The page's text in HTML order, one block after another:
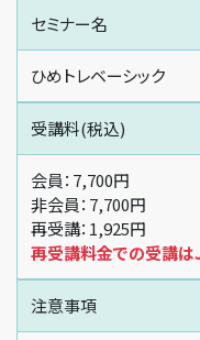
セミナー名
ひめトレベーシック
受講料(税込)
会員：7,700円
非会員：7,700円
再受講：1,925円
再受講料金での受講は
注意事項